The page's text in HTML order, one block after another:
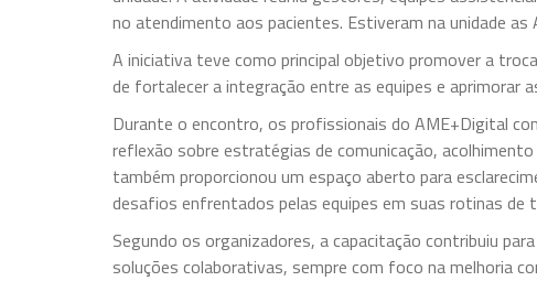
no atendimento aos pacientes. Estiveram na unidade as
A iniciativa teve como principal objetivo promover a
de fortalecer a integração entre as equipes e aprimorar
Durante o encontro, os profissionais do AME+Digital
reflexão sobre estratégias de comunicação,
também proporcionou um espaço aberto para
desafios enfrentados pelas equipes em suas rotinas de
Segundo os organizadores, a capacitação contribuiu
soluções colaborativas, sempre com foco na melhoria